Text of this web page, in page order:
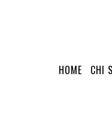
HOME CHI